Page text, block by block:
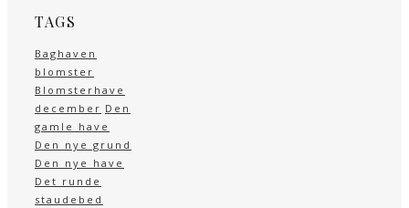
TAGS
Baghaven
blomster
Blomsterhave
december Den
gamle have
Den nye grund
Den nye have
Det runde
staudebed